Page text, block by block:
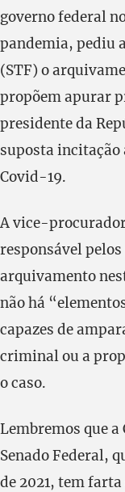
governo federal
pandemia, pediu
(STF) o
propõem apurar
presidente da
suposta incitação
Covid-19.
A vice-
responsável
arquivamento
não há
capazes de
criminal ou a
o caso.
Lembremos que a
Senado Federal,
de 2021, tem